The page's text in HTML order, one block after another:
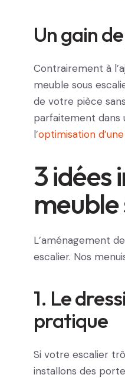
Un gain
Contrairement à
meuble sous
de votre pièce
parfaitement dans
l’optimisation
3 idées
meuble
L’aménagement
escalier. Nos
1. Le
pratique
Si votre escalier
installons des